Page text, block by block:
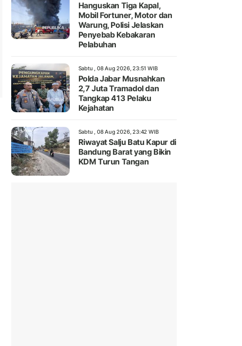
Hanguskan Tiga Kapal,
Mobil Fortuner, Motor dan
Warung, Polisi Jelaskan
Penyebab Kebakaran
Pelabuhan
Sabtu , 08 Aug 2026, 23:51 WIB
Polda Jabar Musnahkan
2,7 Juta Tramadol dan
Tangkap 413 Pelaku
Kejahatan
Sabtu , 08 Aug 2026, 23:42 WIB
Riwayat Salju Batu Kapur di
Bandung Barat yang Bikin
KDM Turun Tangan